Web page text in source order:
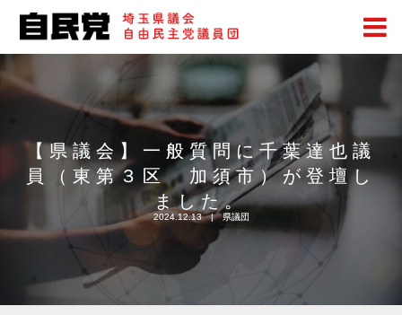
【県議会】一般質問に千葉達也議
員（東第３区 加須市）が登壇し
ました。
2024.12.13 県議団